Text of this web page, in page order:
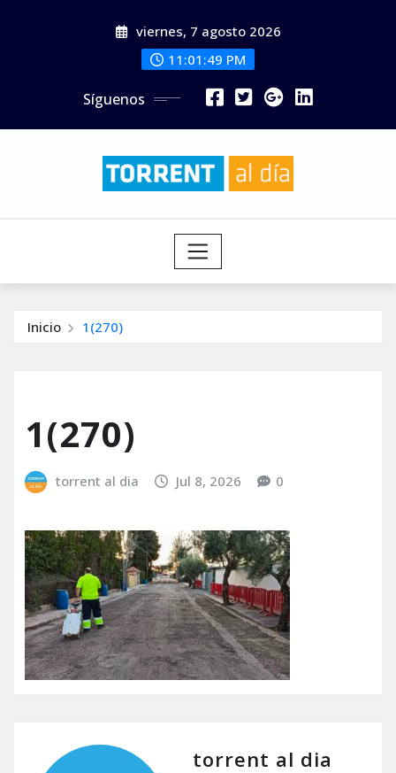
viernes, 7 agosto 2026
11:01:50 PM
Síguenos
Inicio 1(270)
1(270)
torrent al dia Jul 8, 2026 0
torrent al dia